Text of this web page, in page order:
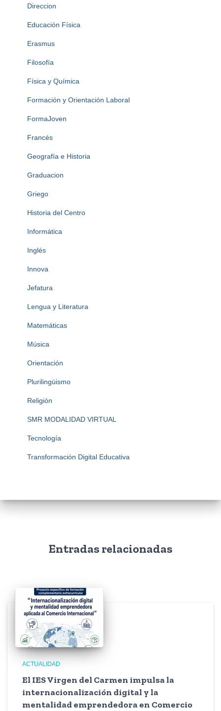
Direccion
Educación Física
Erasmus
Filosofía
Física y Química
Formación y Orientación Laboral
FormaJoven
Francés
Geografía e Historia
Graduacion
Griego
Historia del Centro
Informática
Inglés
Innova
Jefatura
Lengua y Literatura
Matemáticas
Música
Orientación
Plurilingüismo
Religión
SMR MODALIDAD VIRTUAL
Tecnología
Transformación Digital Educativa
Entradas relacionadas
ACTUALIDAD
El IES Virgen del Carmen impulsa la
internacionalización digital y la
mentalidad emprendedora en Comercio